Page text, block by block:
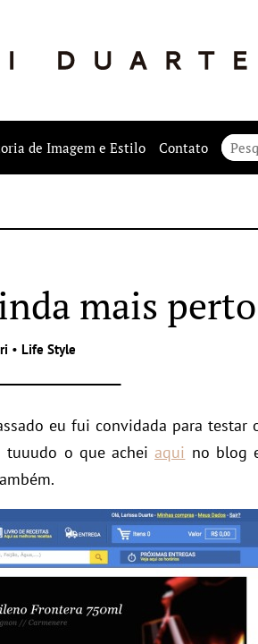
de Imagem e Estilo Contato
mais perto
• Life Style
eu fui convidada para testar
tuuudo o que acheiaqui no blog